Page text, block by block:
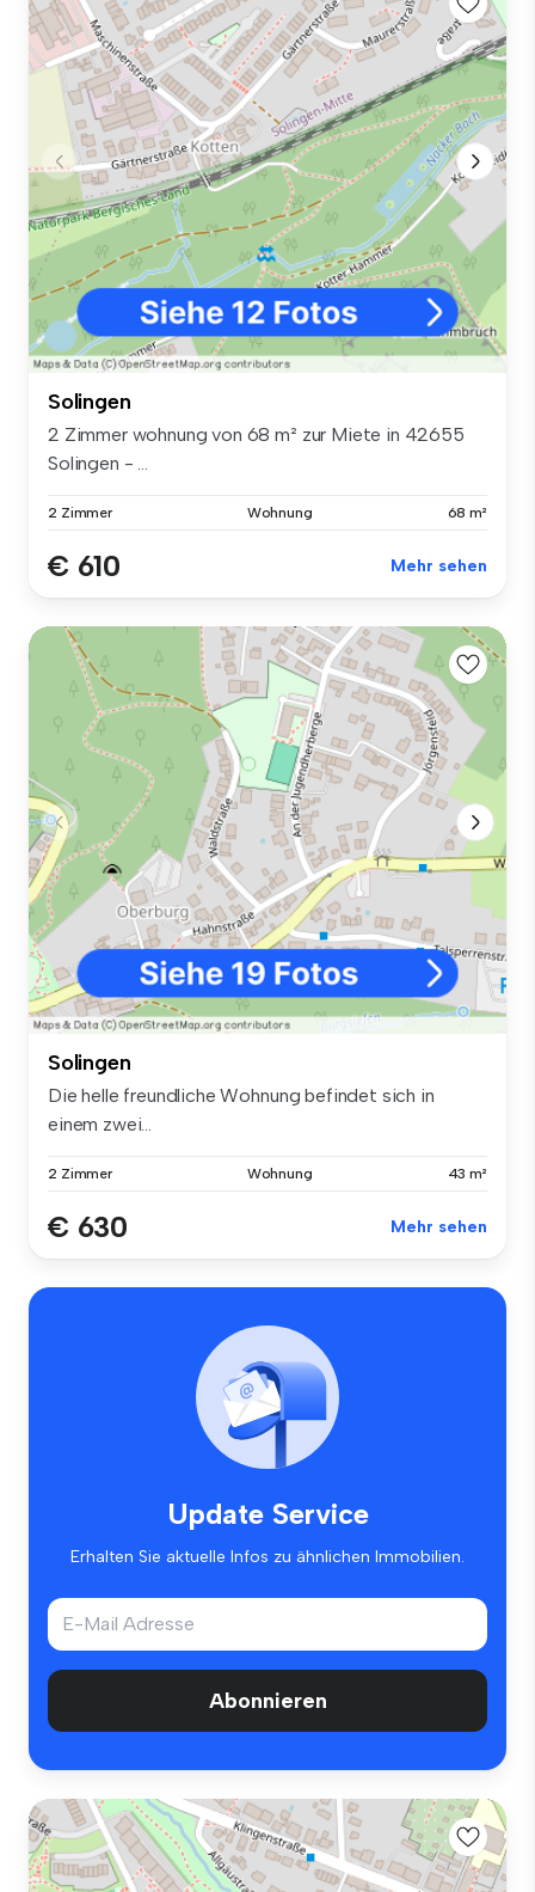
Solingen
2 Zimmer wohnung von 68 m² zur Miete in 42655
Solingen - ...
2 Zimmer Wohnung 68 m²
€ 610 Mehr sehen
Solingen
Die helle freundliche Wohnung befindet sich in
einem zwei...
2 Zimmer Wohnung 43 m²
€ 630 Mehr sehen
Update Service
Erhalten Sie aktuelle Infos zu ähnlichen Immobilien.
Abonnieren